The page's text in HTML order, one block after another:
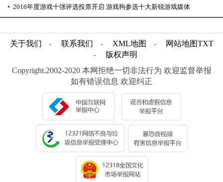
▪ 2016年度游戏十强评选投票开启 游戏狗参选十大新锐游戏媒体
关于我们 - 联系我们 - XML地图 - 网站地图TXT
-
版权声明
Copyright.2002-2020 本网拒绝一切非法行为 欢迎监督举报
如有错误信息 欢迎纠正